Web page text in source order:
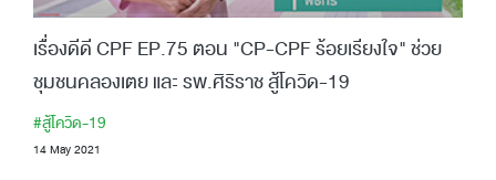
เรื่องดีดี CPF EP.75 ตอน "CP-CPF ร้อยเรียงใจ" ช่วย
ชุมชนคลองเตย และ รพ.ศิริราช สู้โควิด-19
#สู้โควิด-19
14 May 2021